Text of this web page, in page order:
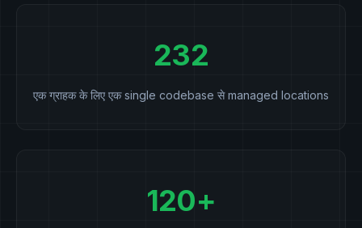
232
एक ग्राहक के लिए एक single codebase से managed locations
120+